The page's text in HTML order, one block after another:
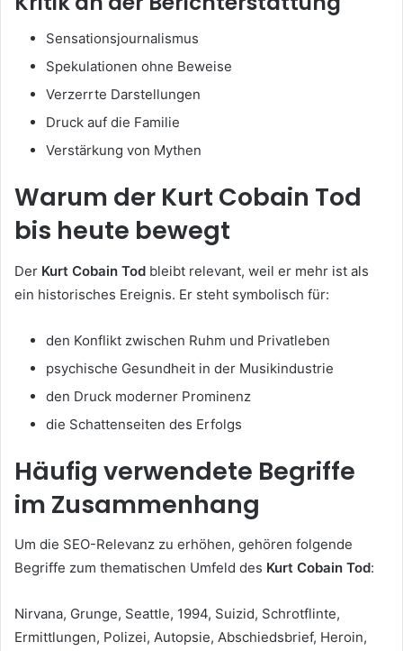
Sensationsjournalismus
Spekulationen ohne Beweise
Verzerrte Darstellungen
Druck auf die Familie
Verstärkung von Mythen
Warum der Kurt Cobain Tod
bis heute bewegt
Der Kurt Cobain Tod bleibt relevant, weil er mehr ist als
ein historisches Ereignis. Er steht symbolisch für:
den Konflikt zwischen Ruhm und Privatleben
psychische Gesundheit in der Musikindustrie
den Druck moderner Prominenz
die Schattenseiten des Erfolgs
Häufig verwendete Begriffe
im Zusammenhang
Um die SEO-Relevanz zu erhöhen, gehören folgende
Begriffe zum thematischen Umfeld des Kurt Cobain Tod:
Nirvana, Grunge, Seattle, 1994, Suizid, Schrotflinte,
Ermittlungen, Polizei, Autopsie, Abschiedsbrief, Heroin,